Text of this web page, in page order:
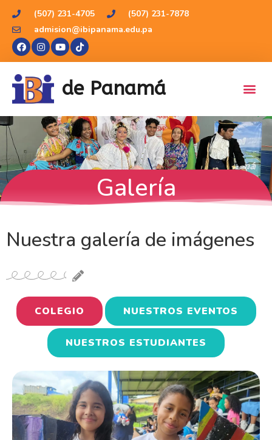
(507) 231-4705
(507) 231-7878
admision@ibipanama.edu.pa
de Panamá
Galería
Nuestra galería de imágenes
COLEGIO NUESTROS EVENTOS
NUESTROS ESTUDIANTES